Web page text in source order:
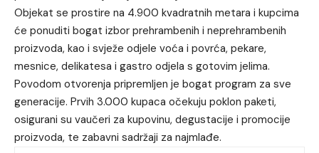
Objekat se prostire na 4.900 kvadratnih metara i kupcima
će ponuditi bogat izbor prehrambenih i neprehrambenih
proizvoda, kao i svježe odjele voća i povrća, pekare,
mesnice, delikatesa i gastro odjela s gotovim jelima.
Povodom otvorenja pripremljen je bogat program za sve
generacije. Prvih 3.000 kupaca očekuju poklon paketi,
osigurani su vaučeri za kupovinu, degustacije i promocije
proizvoda, te zabavni sadržaji za najmlađe.